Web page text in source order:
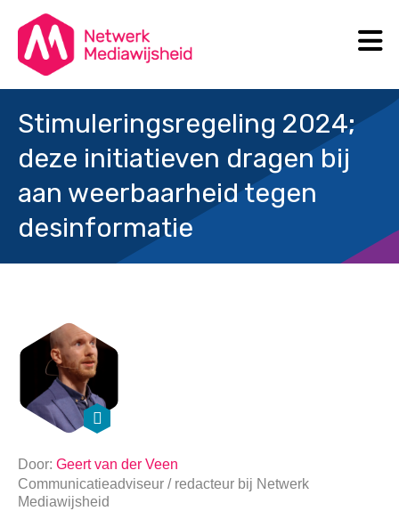
Stimuleringsregeling 2024;
deze initiatieven dragen bij
aan weerbaarheid tegen
desinformatie
Door: Geert van der Veen
Communicatieadviseur / redacteur bij Netwerk
Mediawijsheid